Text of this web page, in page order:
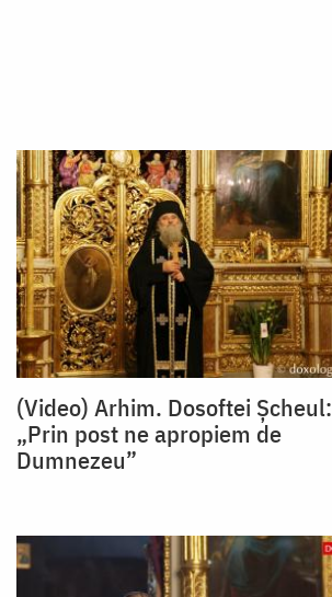
(Video) Arhim. Dosoftei Șcheul:
„Prin post ne apropiem de
Dumnezeu”